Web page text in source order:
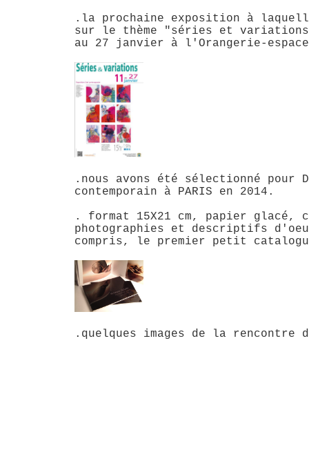
.la prochaine exposition à
sur le thème "séries et
au 27 janvier à l'Orangerie-
.nous avons été sélectionné pour
contemporain à PARIS en 2014.
. format 15X21 cm, papier glacé,
photographies et descriptifs
compris, le premier petit
.quelques images de la rencontre